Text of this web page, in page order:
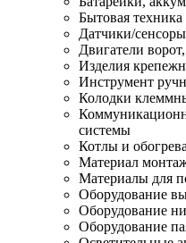
Бытовая техника
Датчики/сенсоры
Двигатели
Изделия
Инструмент
Колодки
системы
Котлы и
Материал
Материалы для
Оборудование
Оборудование
Оборудование